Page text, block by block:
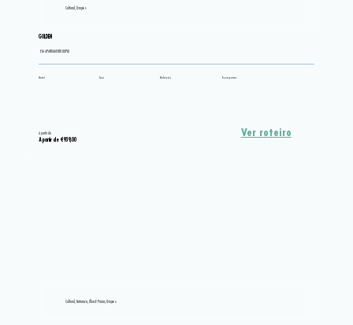
Cultural, Grupos
Ver roteiro
A partir de €939,00
A partir de
GOLDEN
EM APARTAMENTO DUPLO
Hotel Tour Refeição Transportes
Cultural, Natureza, Ilhas E Praias, Grupos